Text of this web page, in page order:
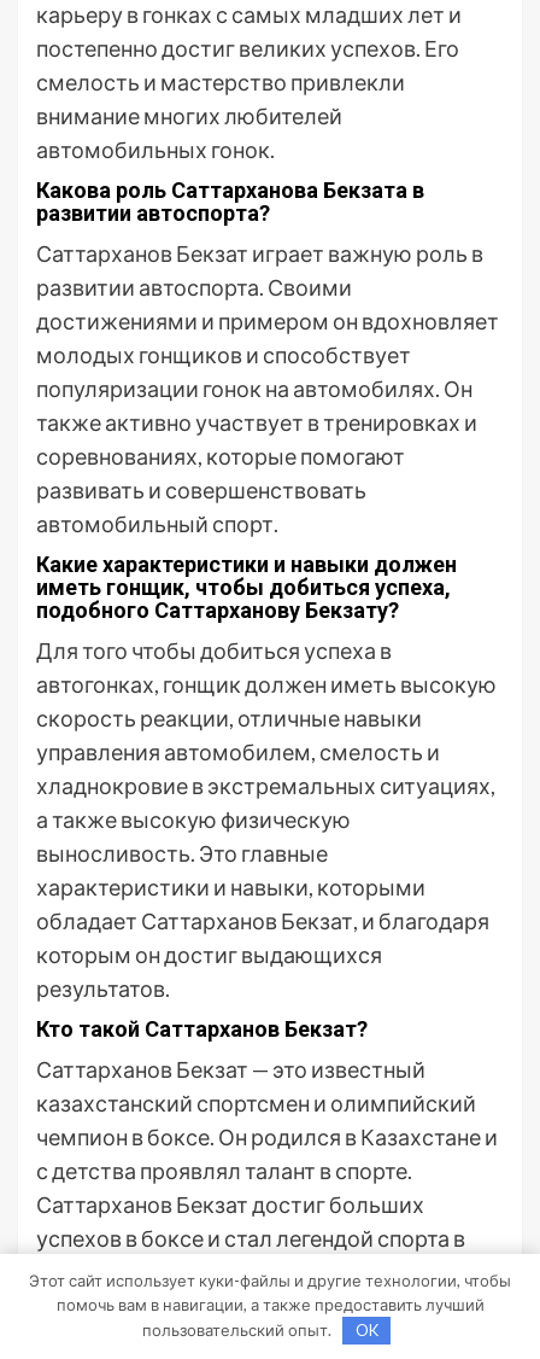
карьеру в гонках с самых младших лет и
постепенно достиг великих успехов. Его
смелость и мастерство привлекли
внимание многих любителей
автомобильных гонок.
Какова роль Саттарханова Бекзата в
развитии автоспорта?
Саттарханов Бекзат играет важную роль в
развитии автоспорта. Своими
достижениями и примером он вдохновляет
молодых гонщиков и способствует
популяризации гонок на автомобилях. Он
также активно участвует в тренировках и
соревнованиях, которые помогают
развивать и совершенствовать
автомобильный спорт.
Какие характеристики и навыки должен
иметь гонщик, чтобы добиться успеха,
подобного Саттарханову Бекзату?
Для того чтобы добиться успеха в
автогонках, гонщик должен иметь высокую
скорость реакции, отличные навыки
управления автомобилем, смелость и
хладнокровие в экстремальных ситуациях,
а также высокую физическую
выносливость. Это главные
характеристики и навыки, которыми
обладает Саттарханов Бекзат, и благодаря
которым он достиг выдающихся
результатов.
Кто такой Саттарханов Бекзат?
Саттарханов Бекзат — это известный
казахстанский спортсмен и олимпийский
чемпион в боксе. Он родился в Казахстане и
с детства проявлял талант в спорте.
Саттарханов Бекзат достиг больших
успехов в боксе и стал легендой спорта в
своей стране.
Какие достижения имеет Саттарханов
Этот сайт использует куки-файлы и другие технологии, чтобы
помочь вам в навигации, а также предоставить лучший
пользовательский опыт.
OK